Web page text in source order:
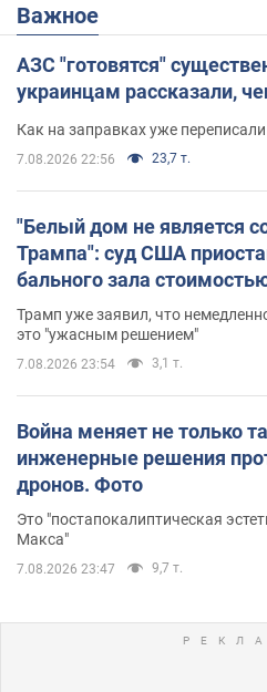
Важное
АЗС "готовятся"
украинцам рассказали,
Как на заправках уже
7.08.2026 22:56 23,7 т.
"Белый дом не является
Трампа": суд США
бального зала
Трамп уже заявил, что
это "ужасным решением"
7.08.2026 23:54 3,1 т.
Война меняет не только
инженерные решения
дронов. Фото
Это "постапокалиптическая
Макса"
7.08.2026 23:47 9,7 т.